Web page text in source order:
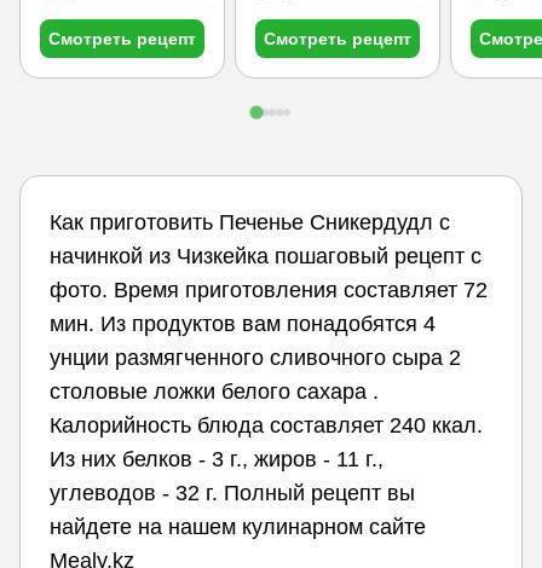
Смотреть рецепт Смотреть рецепт
Как приготовить Печенье Сникердудл с
начинкой из Чизкейка пошаговый рецепт с
фото. Время приготовления составляет 72
мин. Из продуктов вам понадобятся 4
унции размягченного сливочного сыра 2
столовые ложки белого сахара .
Калорийность блюда составляет 240 ккал.
Из них белков - 3 г., жиров - 11 г.,
углеводов - 32 г. Полный рецепт вы
найдете на нашем кулинарном сайте
Mealy.kz